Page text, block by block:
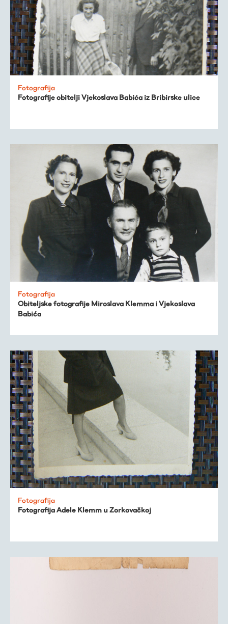
Fotografija
Fotografije obitelji Vjekoslava Babića iz Bribirske ulice
Fotografija
Obiteljske fotografije Miroslava Klemma i Vjekoslava
Babića
Fotografija
Fotografija Adele Klemm u Zorkovačkoj